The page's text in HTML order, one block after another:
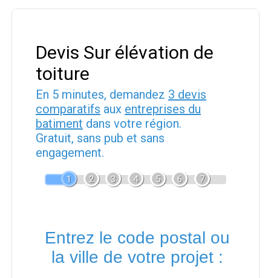
Devis Sur élévation de
toiture
En 5 minutes, demandez 3 devis
comparatifs aux entreprises du
batiment dans votre région.
Gratuit, sans pub et sans
engagement.
1 2 3 4 5 6 7
Entrez le code postal ou
la ville de votre projet :